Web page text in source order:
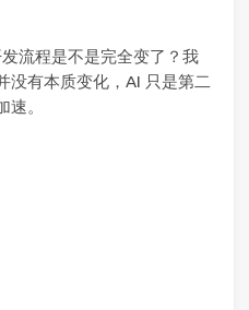
流程是不是完全变了？我
没有本质变化，AI 只是第二
。